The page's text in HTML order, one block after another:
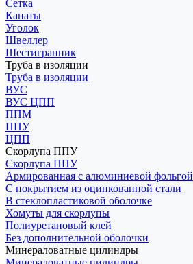
Сетка
Канаты
Уголок
Швеллер
Шестигранник
Труба в изоляции
Труба в изоляции
ВУС
ВУС ЦПП
ППМ
ППУ
ЦПП
Скорлупа ППУ
Скорлупа ППУ
Армированная с алюминиевой фольгой
С покрытием из оцинкованной стали
В стеклопластиковой оболочке
Хомуты для скорлупы
Полиуретановый клей
Без дополнительной оболочки
Минераловатные цилиндры